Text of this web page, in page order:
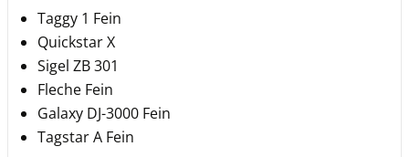
Taggy 1 Fein
Quickstar X
Sigel ZB 301
Fleche Fein
Galaxy DJ-3000 Fein
Tagstar A Fein